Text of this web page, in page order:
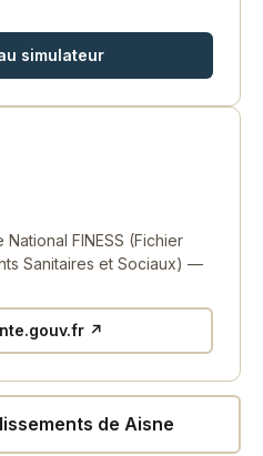
simulateur
FINESS (Fichier
Sanitaires et Sociaux) —
↗
de Aisne